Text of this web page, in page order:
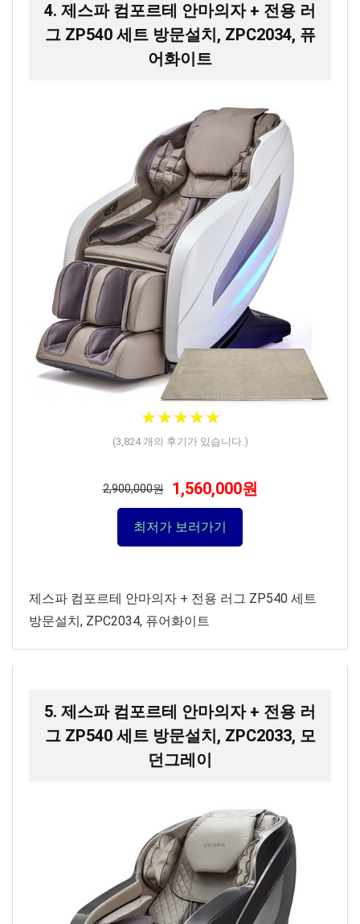
4. 제스파 컴포르테 안마의자 + 전용 러
그 ZP540 세트 방문설치, ZPC2034, 퓨
어화이트
★★★★★
★★★★★
(3,824개의 후기가 있습니다.)
2,900,000원 1,560,000원
최저가 보러가기
제스파 컴포르테 안마의자 + 전용 러그 ZP540 세트
방문설치, ZPC2034, 퓨어화이트
5. 제스파 컴포르테 안마의자 + 전용 러
그 ZP540 세트 방문설치, ZPC2033, 모
던그레이